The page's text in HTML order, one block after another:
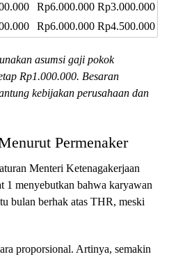
Rp6.000.000 Rp3.000.000
Rp6.000.000 Rp4.500.000
asumsi gaji pokok
Rp1.000.000. Besaran
kebijakan perusahaan dan
Permenaker
Menteri Ketenagakerjaan
1 menyebutkan bahwa karyawan
bulan berhak atas THR, meski
proporsional. Artinya, semakin